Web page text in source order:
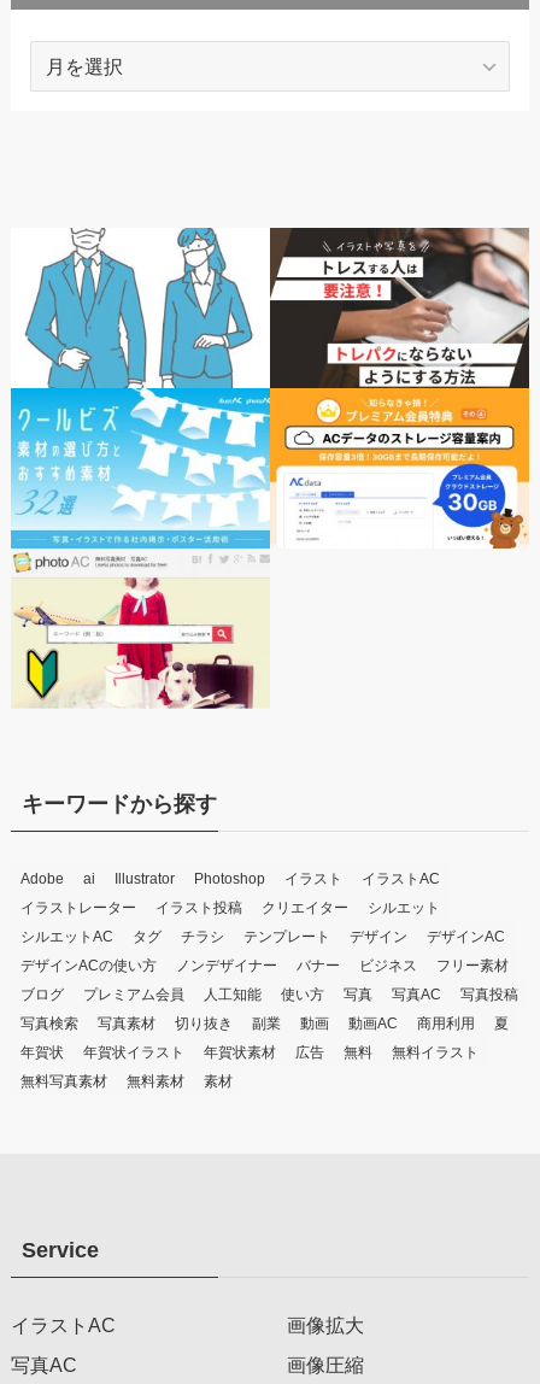
ARCHIVES
キーワードから探す
Adobe ai Illustrator Photoshop イラスト
イラストAC
イラストレーター
イラスト投稿 クリエイター
シルエット
シルエットAC
タグ チラシ テンプレート デザイン
デザインAC
デザインACの使い方
ノンデザイナー バナー ビジネス
フリー素材
ブログ
プレミアム会員 人工知能 使い方 写真 写真AC
写真投稿
写真検索
写真素材 切り抜き 副業 動画 動画AC 商用利用
夏
年賀状
年賀状イラスト 年賀状素材 広告 無料
無料イラスト
無料写真素材
無料素材 素材
Service
イラストAC
写真AC
画像拡大
画像圧縮